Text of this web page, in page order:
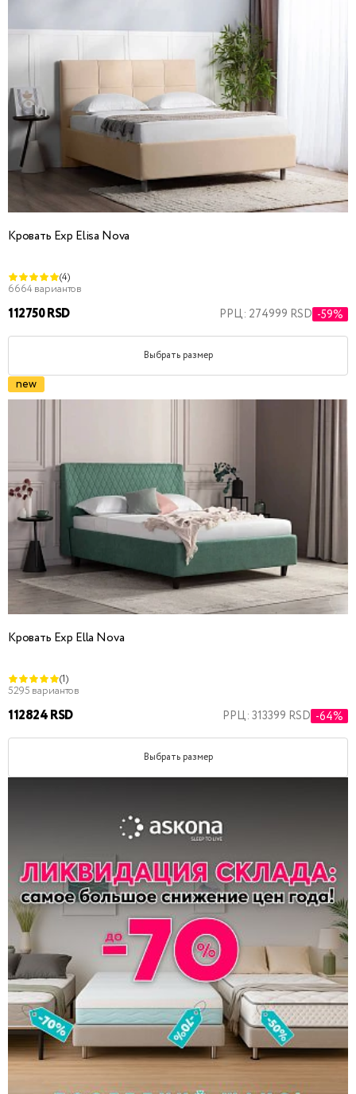
Кровать Exp Elisa Nova
(4)
6664 вариантов
112750 RSD РРЦ: 274999 RSD -59%
Выбрать размер
new
Кровать Exp Ella Nova
(1)
5295 вариантов
112824 RSD РРЦ: 313399 RSD -64%
Выбрать размер